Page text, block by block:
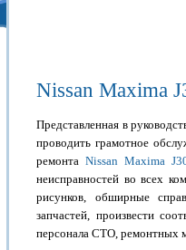
Nissan Maxima
Представленная в
проводить грамотное
ремонта Nissan Maxima
неисправностей во всех
рисунков, обширные
запчастей, произвести
персонала СТО, ремонтных